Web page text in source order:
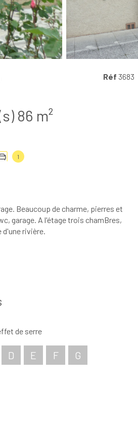
Maison 4 pièce(s) 3 chambre(s) 86 m²
1
Réf 3683
Beaucoup de charme, pierres et
garage. A l'étage trois chamBres,
d'une rivière.
de serre
D E F G